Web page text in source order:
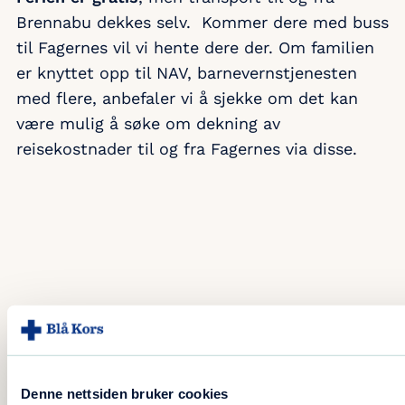
Denne nettsiden bruker cookies
ferie, før vi gir mulighet til å være med
på ferie med Blå Kors ferier.
Det er mange som opplever å få
gjentatte avslag på søknadene sine.
Dette er dessverre helt normalt, og
betyr ikke at søknaden ikke er godkjent.
slutt.
søkere lenger enn nødvendig.
Brennabu dekkes selv. Kommer dere med buss
til Fagernes vil vi hente dere der. Om familien
er knyttet opp til NAV, barnevernstjenesten
med flere, anbefaler vi å sjekke om det kan
være mulig å søke om dekning av
reisekostnader til og fra Fagernes via disse.